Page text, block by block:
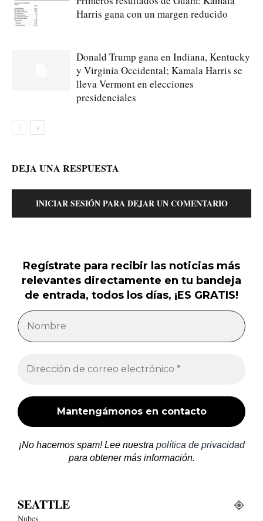
Harris gana con un margen reducido
Donald Trump gana en Indiana, Kentucky
y Virginia Occidental; Kamala Harris se
lleva Vermont en elecciones
presidenciales
DEJA UNA RESPUESTA
INICIAR SESIÓN PARA DEJAR UN COMENTARIO
Regístrate para recibir las noticias más
relevantes directamente en tu bandeja
de entrada, todos los días, ¡ES GRATIS!
¡No hacemos spam! Lee nuestra política de privacidad
para obtener más información.
SEATTLE
Nubes